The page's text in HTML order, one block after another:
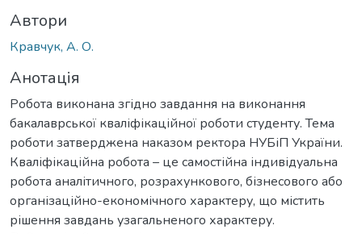
Автори
Кравчук, А. О.
Анотація
Робота виконана згідно завдання на виконання
бакалаврської кваліфікаційної роботи студенту. Тема
роботи затверджена наказом ректора НУБіП України.
Кваліфікаційна робота – це самостійна індивідуальна
робота аналітичного, розрахункового, бізнесового або
організаційно-економічного характеру, що містить
рішення завдань узагальненого характеру.